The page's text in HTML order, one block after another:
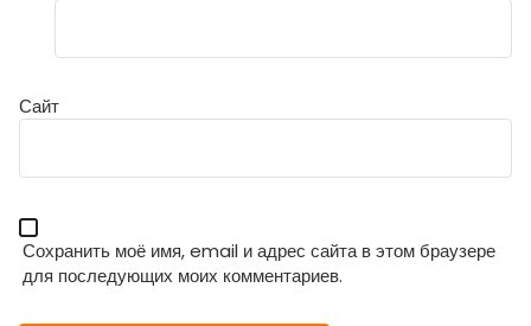
Сайт
Сохранить моё имя, email и адрес сайта в этом браузере
для последующих моих комментариев.